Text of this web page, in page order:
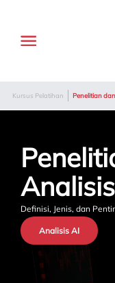
Kursus Pelatihan Penelitian
Definisi, Jenis, dan
Analisis AI